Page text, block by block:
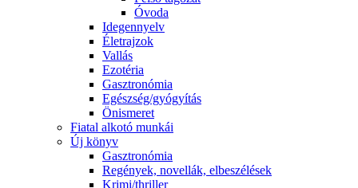
Óvoda
Idegennyelv
Életrajzok
Vallás
Ezotéria
Gasztronómia
Egészség/gyógyítás
Önismeret
Fiatal alkotó munkái
Új könyv
Gasztronómia
Regények, novellák, elbeszélések
Krimi/thriller